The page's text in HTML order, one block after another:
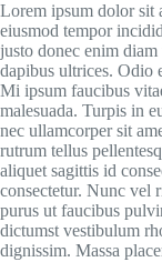
Lorem ipsum dolor sit
eiusmod tempor
justo donec enim
dapibus ultrices. Odio
Mi ipsum faucibus
malesuada. Turpis in
nec ullamcorper sit
rutrum tellus
aliquet sagittis id
consectetur. Nunc vel
purus ut faucibus
dictumst vestibulum
dignissim. Massa